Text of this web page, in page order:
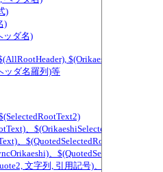
)
)
ッダ名)
ッダ名羅列)等
、$(OrikaeshiSelectedRootText2)
、$(QuotedSelectedRootText2)
、
文字列, 引用記号)、$(QuoteWidth,